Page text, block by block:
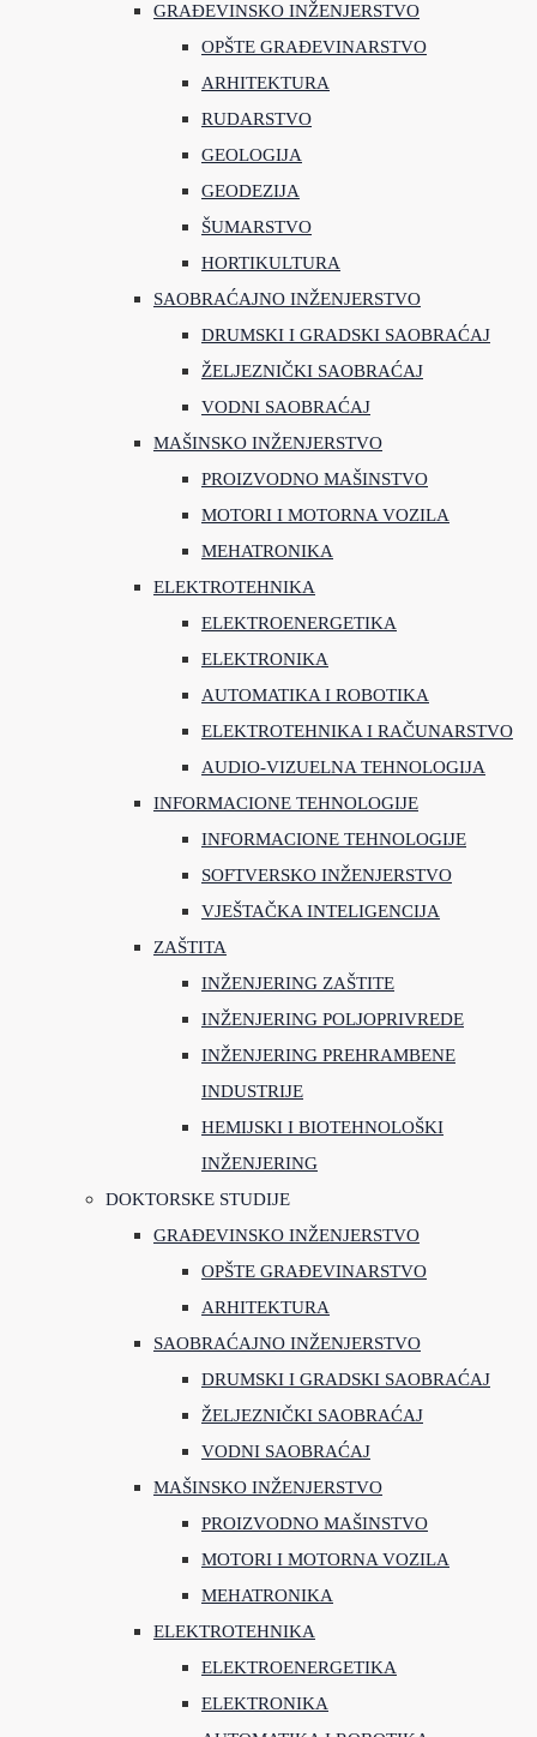
GRAĐEVINSKO INŽENJERSTVO
OPŠTE GRAĐEVINARSTVO
ARHITEKTURA
RUDARSTVO
GEOLOGIJA
GEODEZIJA
ŠUMARSTVO
HORTIKULTURA
SAOBRAĆAJNO INŽENJERSTVO
DRUMSKI I GRADSKI SAOBRAĆAJ
ŽELJEZNIČKI SAOBRAĆAJ
VODNI SAOBRAĆAJ
MAŠINSKO INŽENJERSTVO
PROIZVODNO MAŠINSTVO
MOTORI I MOTORNA VOZILA
MEHATRONIKA
ELEKTROTEHNIKA
ELEKTROENERGETIKA
ELEKTRONIKA
AUTOMATIKA I ROBOTIKA
ELEKTROTEHNIKA I RAČUNARSTVO
AUDIO-VIZUELNA TEHNOLOGIJA
INFORMACIONE TEHNOLOGIJE
INFORMACIONE TEHNOLOGIJE
SOFTVERSKO INŽENJERSTVO
VJEŠTAČKA INTELIGENCIJA
ZAŠTITA
INŽENJERING ZAŠTITE
INŽENJERING POLJOPRIVREDE
INŽENJERING PREHRAMBENE
INDUSTRIJE
HEMIJSKI I BIOTEHNOLOŠKI
INŽENJERING
DOKTORSKE STUDIJE
GRAĐEVINSKO INŽENJERSTVO
OPŠTE GRAĐEVINARSTVO
ARHITEKTURA
SAOBRAĆAJNO INŽENJERSTVO
DRUMSKI I GRADSKI SAOBRAĆAJ
ŽELJEZNIČKI SAOBRAĆAJ
VODNI SAOBRAĆAJ
MAŠINSKO INŽENJERSTVO
PROIZVODNO MAŠINSTVO
MOTORI I MOTORNA VOZILA
MEHATRONIKA
ELEKTROTEHNIKA
ELEKTROENERGETIKA
ELEKTRONIKA